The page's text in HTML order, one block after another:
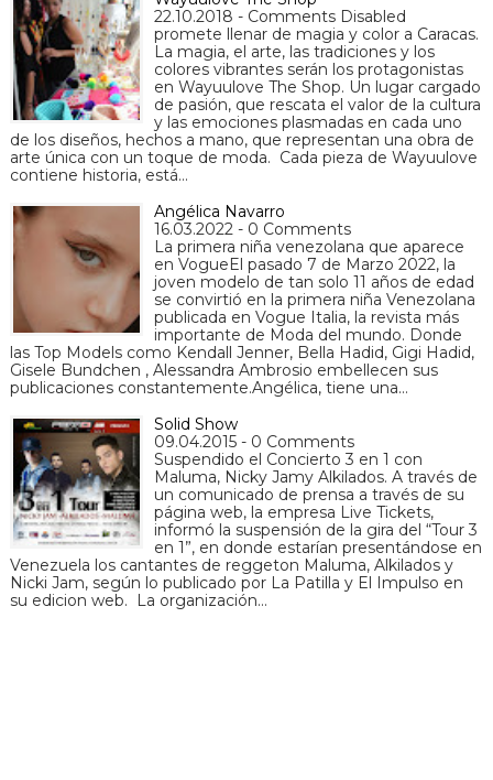
22.10.2018 - Comments Disabled
promete llenar de magia y color a Caracas.
La magia, el arte, las tradiciones y los
colores vibrantes serán los protagonistas
en Wayuulove The Shop. Un lugar cargado
de pasión, que rescata el valor de la cultura
y las emociones plasmadas en cada uno
de los diseños, hechos a mano, que representan una obra de
arte única con un toque de moda. Cada pieza de Wayuulove
contiene historia, está…
Angélica Navarro
16.03.2022 - 0 Comments
La primera niña venezolana que aparece
en VogueEl pasado 7 de Marzo 2022, la
joven modelo de tan solo 11 años de edad
se convirtió en la primera niña Venezolana
publicada en Vogue Italia, la revista más
importante de Moda del mundo. Donde
las Top Models como Kendall Jenner, Bella Hadid, Gigi Hadid,
Gisele Bundchen , Alessandra Ambrosio embellecen sus
publicaciones constantemente.Angélica, tiene una…
Solid Show
09.04.2015 - 0 Comments
Suspendido el Concierto 3 en 1 con
Maluma, Nicky Jamy Alkilados. A través de
un comunicado de prensa a través de su
página web, la empresa Live Tickets,
informó la suspensión de la gira del “Tour 3
en 1”, en donde estarían presentándose en
Venezuela los cantantes de reggeton Maluma, Alkilados y
Nicki Jam, según lo publicado por La Patilla y El Impulso en
su edicion web. La organización…